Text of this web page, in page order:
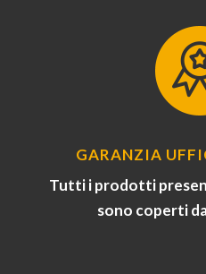
GARANZIA
Tutti i prodotti
sono coperti